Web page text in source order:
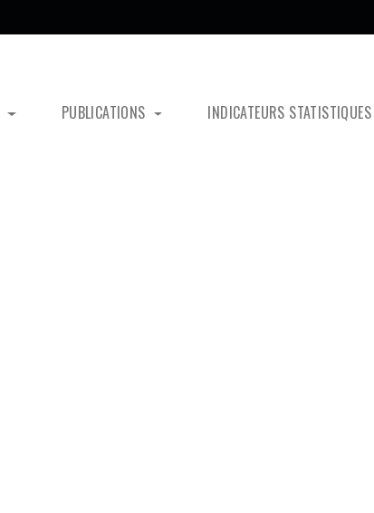
PUBLICATIONS INDICATEURS STATISTIQUES